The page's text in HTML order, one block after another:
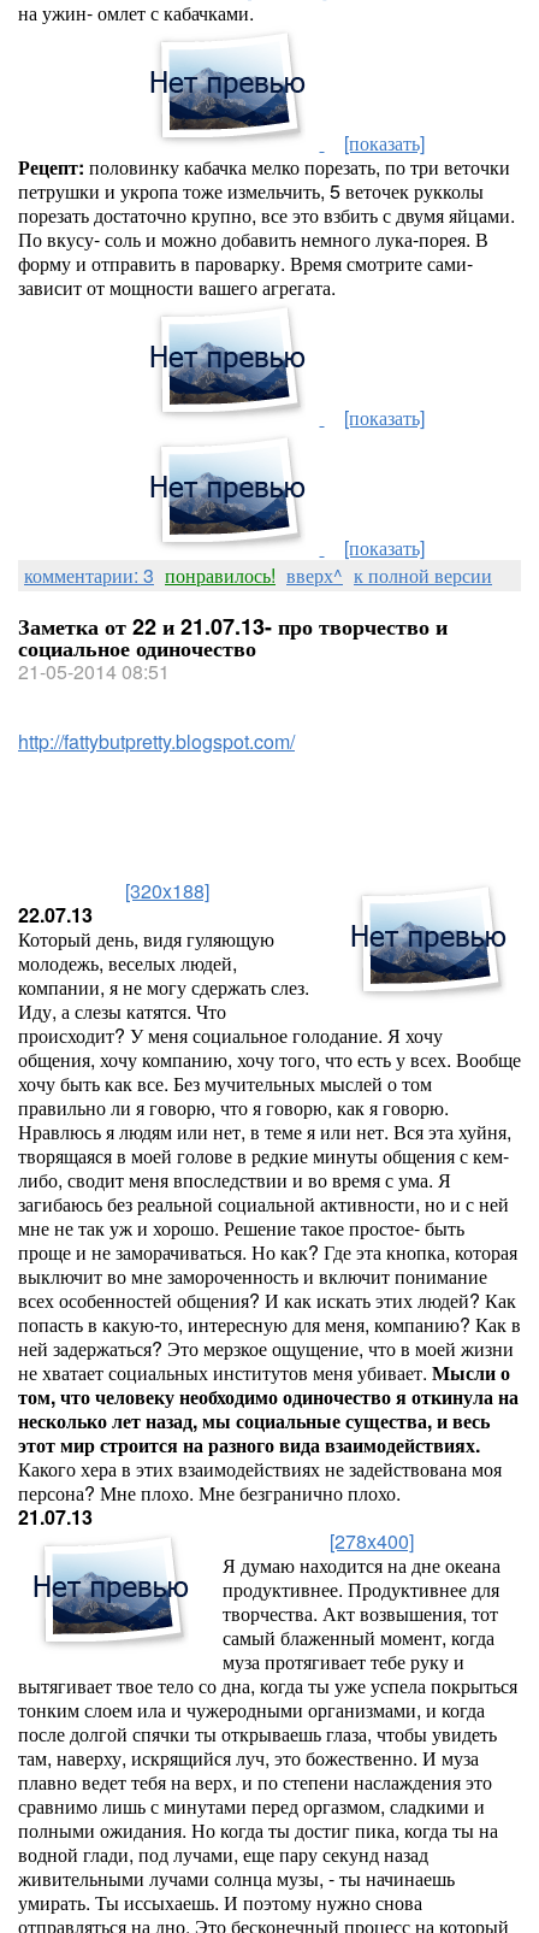
на ужин- омлет с кабачками.
[показать]
Рецепт: половинку кабачка мелко порезать, по три веточки
петрушки и укропа тоже измельчить, 5 веточек рукколы
порезать достаточно крупно, все это взбить с двумя яйцами.
По вкусу- соль и можно добавить немного лука-порея. В
форму и отправить в пароварку. Время смотрите сами-
зависит от мощности вашего агрегата.
[показать]
[показать]
комментарии: 3 понравилось! вверх^ к полной версии
Заметка от 22 и 21.07.13- про творчество и
социальное одиночество
21-05-2014 08:51
http://fattybutpretty.blogspot.com/
[320x188]
22.07.13
Который день, видя гуляющую
молодежь, веселых людей,
компании, я не могу сдержать слез.
Иду, а слезы катятся. Что
происходит? У меня социальное голодание. Я хочу
общения, хочу компанию, хочу того, что есть у всех. Вообще
хочу быть как все. Без мучительных мыслей о том
правильно ли я говорю, что я говорю, как я говорю.
Нравлюсь я людям или нет, в теме я или нет. Вся эта хуйня,
творящаяся в моей голове в редкие минуты общения с кем-
либо, сводит меня впоследствии и во время с ума. Я
загибаюсь без реальной социальной активности, но и с ней
мне не так уж и хорошо. Решение такое простое- быть
проще и не заморачиваться. Но как? Где эта кнопка, которая
выключит во мне замороченность и включит понимание
всех особенностей общения? И как искать этих людей? Как
попасть в какую-то, интересную для меня, компанию? Как в
ней задержаться? Это мерзкое ощущение, что в моей жизни
не хватает социальных институтов меня убивает. Мысли о
том, что человеку необходимо одиночество я откинула на
несколько лет назад, мы социальные существа, и весь
этот мир строится на разного вида взаимодействиях.
Какого хера в этих взаимодействиях не задействована моя
персона? Мне плохо. Мне безгранично плохо.
21.07.13
[278x400]
Я думаю находится на дне океана
продуктивнее. Продуктивнее для
творчества. Акт возвышения, тот
самый блаженный момент, когда
муза протягивает тебе руку и
вытягивает твое тело со дна, когда ты уже успела покрыться
тонким слоем ила и чужеродными организмами, и когда
после долгой спячки ты открываешь глаза, чтобы увидеть
там, наверху, искрящийся луч, это божественно. И муза
плавно ведет тебя на верх, и по степени наслаждения это
сравнимо лишь с минутами перед оргазмом, сладкими и
полными ожидания. Но когда ты достиг пика, когда ты на
водной глади, под лучами, еще пару секунд назад
живительными лучами солнца музы, - ты начинаешь
умирать. Ты иссыхаешь. И поэтому нужно снова
отправляться на дно. Это бесконечный процесс на который